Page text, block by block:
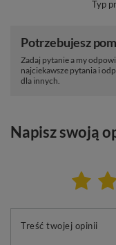
Typ
Potrzebujesz
Zadaj pytanie a my
najciekawsze pytania i
dla innych.
Napisz swoją
Treść twojej opinii